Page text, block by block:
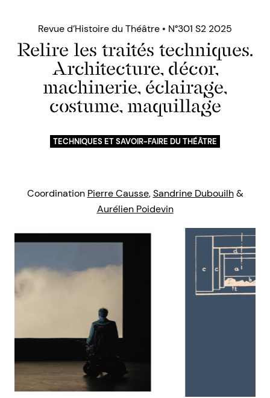
Revue d’Histoire du Théâtre • N°301 S2 2025
Relire les traités techniques.
Architecture, décor,
machinerie, éclairage,
costume, maquillage
TECHNIQUES ET SAVOIR-FAIRE DU THÉÂTRE
Coordination Pierre Causse,Sandrine Dubouilh&
Aurélien Poidevin